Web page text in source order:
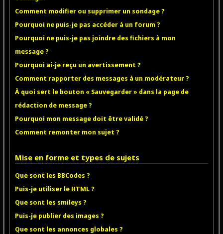
Comment modifier ou supprimer un sondage ?
Pourquoi ne puis-je pas accéder à un forum ?
Pourquoi ne puis-je pas joindre des fichiers à mon
message ?
Pourquoi ai-je reçu un avertissement ?
Comment rapporter des messages à un modérateur ?
À quoi sert le bouton « Sauvegarder » dans la page de
rédaction de message ?
Pourquoi mon message doit être validé ?
Comment remonter mon sujet ?
Mise en forme et types de sujets
Que sont les BBCodes ?
Puis-je utiliser le HTML ?
Que sont les smileys ?
Puis-je publier des images ?
Que sont les annonces globales ?